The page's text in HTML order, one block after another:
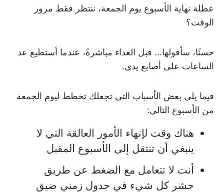
عطلة نهاية الأسبوع يوم الجمعة، ننتظر فقط مرور
الوقت؟
حسنًا، سأقولها... قبل الغداء مباشرةً، عندما أستطيع عد
الساعات على أصابع يدي.
فيما يلي بعض الأسباب التي تجعلك تخطط ليوم الجمعة
من الأسبوع التالي:
هناك وقت لإنهاء الأمور العالقة التي لا
ينبغي أن تنتقل إلى الأسبوع المقبل
أنت لا تتعامل مع الضغط عن طريق
حشر كل شيء في جدول زمني ضيق